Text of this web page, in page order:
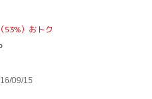
53%）おトク
09/15